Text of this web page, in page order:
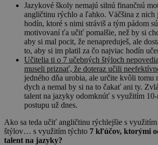
Jazykové školy nemajú silnú finančnú
angličtinu rýchlo a ľahko. Väčšina z nich
hodín, ktoré s nimi stráviš a tým pádom
motivovaní ťa učiť pomalšie, než by si
aby si mal pocit, že nenapreduješ, ale
to, aby si im platil za čo najviac hodín
Učitelia ti o 7 učebných štýloch
museli priznať, že doteraz učili
jedného dňa urobia, ale určite kvôli tomu
dych a nemal by si na to čakať ani ty.
talent na jazyky odomknúť s využitím
postupu už dnes.
Ako sa teda učiť angličtinu rýchlejšie s
štýlov… s využitím týchto 7 kľúčov, ktorými
talent na jazyky?